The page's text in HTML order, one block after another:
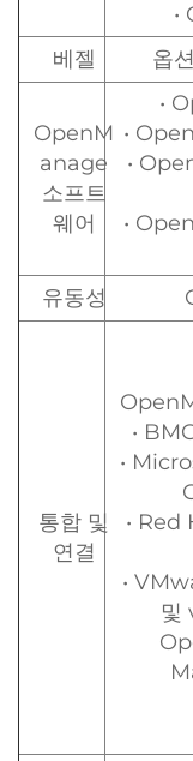
•
베젤
옵
OpenM
anage
소프트
웨어
•
•
•
•
유동성
통합 및
연결
•
•
•
•
및